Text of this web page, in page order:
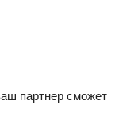
партнер сможет